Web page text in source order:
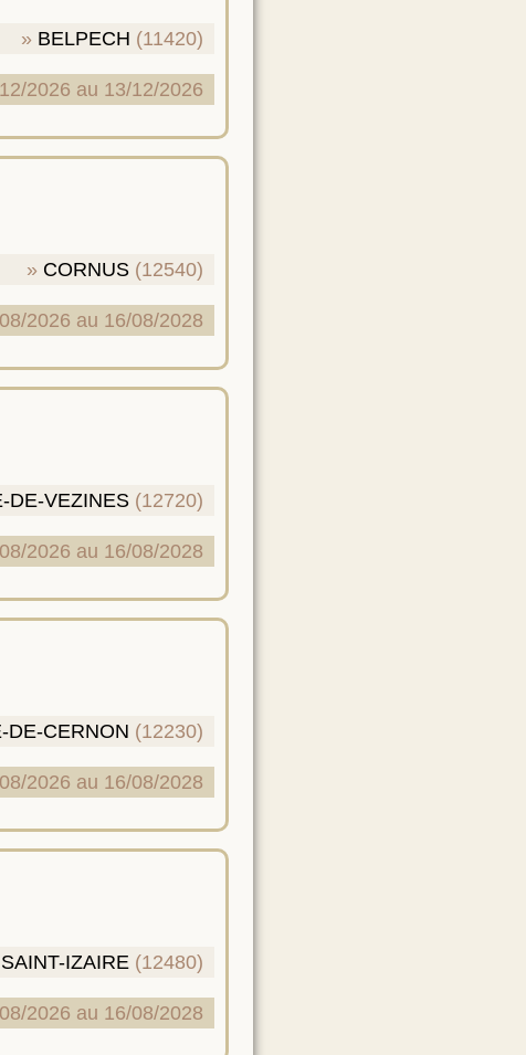
BELPECH (11420)
2026 au 13/12/2026
CORNUS (12540)
2026 au 16/08/2028
DE-VEZINES (12720)
2026 au 16/08/2028
DE-CERNON (12230)
2026 au 16/08/2028
SAINT-IZAIRE (12480)
2026 au 16/08/2028